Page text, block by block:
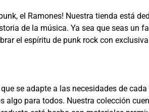
el Ramones! Nuestra tienda está
de la música. Ya sea que seas un
el espíritu de punk rock con
se adapte a las necesidades de
para todos. Nuestra colección